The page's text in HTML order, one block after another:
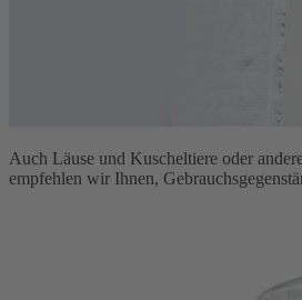
Auch Läuse und Kuscheltiere oder
empfehlen wir Ihnen,